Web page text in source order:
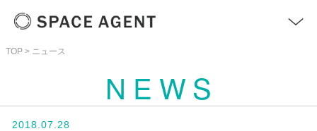
サービス >
TOP ニュース
NEWS
2018.07.28